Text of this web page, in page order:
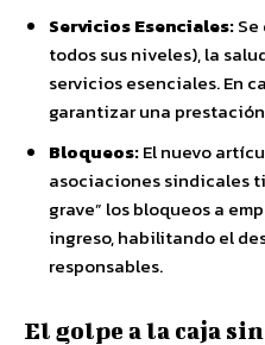
Servicios Esenciales:
todos sus niveles), la
servicios esenciales. En
garantizar una
Bloqueos:El nuevo
asociaciones sindicales
grave” los bloqueos a
ingreso, habilitando el
responsables.
El golpe a la caja